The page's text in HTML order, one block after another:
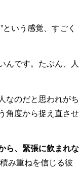
いう感覚、すごく
んです。たぶん、人
なのだと思われがち
角度から捉え直させ
ら、緊張に飲まれな
み重ねを信じる彼